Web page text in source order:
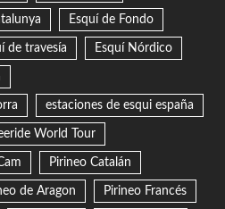
Esquí de Fondo
de travesía Esquí Nórdico
estaciones de esqui españa
World Tour
Pirineo Catalán
de Aragon Pirineo Francés